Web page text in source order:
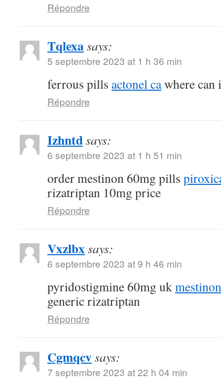
Répondre
Tqlexasays:
5 septembre 2023 at 1 h 36 min
ferrous pills actonel cawhere can
Répondre
Izhntdsays:
6 septembre 2023 at 1 h 51 min
order mestinon 60mg pills
rizatriptan 10mg price
Répondre
Vxzlbxsays:
6 septembre 2023 at 9 h 46 min
pyridostigmine 60mg uk
generic rizatriptan
Répondre
Cgmqcvsays:
7 septembre 2023 at 22 h 04 min